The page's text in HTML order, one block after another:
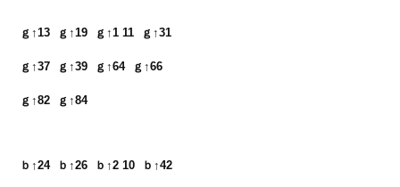
ｇ↑13  ｇ↑19  ｇ↑1 11  ｇ↑31
ｇ↑37  ｇ↑39  ｇ↑64  ｇ↑66
ｇ↑82  ｇ↑84
ｂ↑24  ｂ↑26  ｂ↑2 10  ｂ↑42